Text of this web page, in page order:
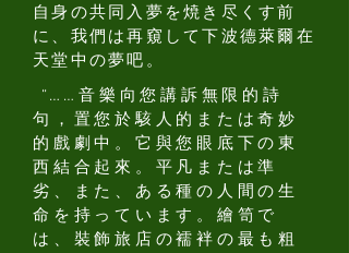
自身の共同入夢を焼き尽くす前
に、我們は再窺して下波德萊爾在
天堂中の夢吧。
“……音樂向您講訴無限的詩
句，置您於駭人的または奇妙
的戲劇中。它與您眼底下の東
西結合起來。平凡または準
劣、また、ある種の人間の生
命を持っています。繪笥で
は、裝飾旅店の襦袢の最も粗